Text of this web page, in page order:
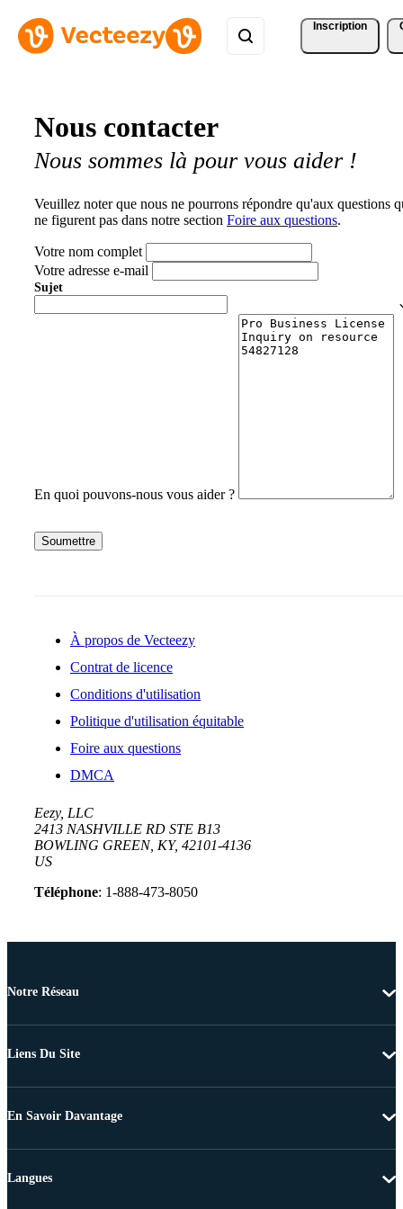
Inscription
Nous contacter
Nous sommes là pour vous aider !
Veuillez noter que nous ne pourrons répondre qu'aux questions
ne figurent pas dans notre section Foire aux questions.
Votre nom complet
Votre adresse e-mail
Sujet
En quoi pouvons-nous vous aider ?
Soumettre
À propos de Vecteezy
Contrat de licence
Conditions d'utilisation
Politique d'utilisation équitable
Foire aux questions
DMCA
Eezy, LLC
2413 NASHVILLE RD STE B13
BOWLING GREEN, KY, 42101-4136
US
Téléphone: 1-888-473-8050
Notre Réseau
Liens Du Site
En Savoir Davantage
Langues